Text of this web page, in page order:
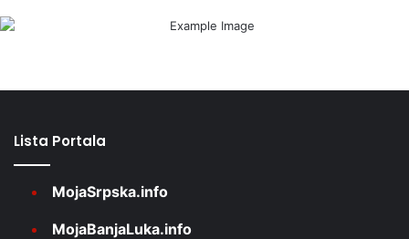
Lista Portala
MojaSrpska.info
MojaBanjaLuka.info